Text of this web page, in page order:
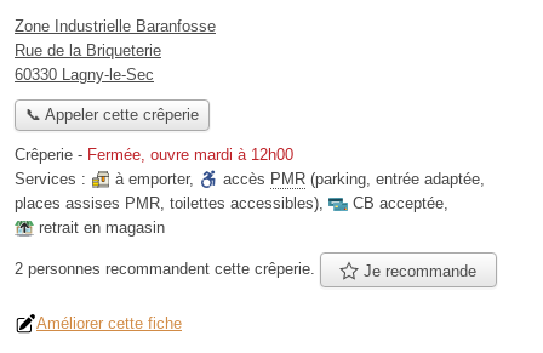
Zone Industrielle Baranfosse
Rue de la Briqueterie
60330 Lagny-le-Sec
📞 Appeler cette crêperie
Crêperie - Fermée, ouvre mardi à 12h00
Services :
à emporter, accès PMR (parking, entrée adaptée,
places assises PMR, toilettes accessibles), CB acceptée,
retrait en magasin
2 personnes recommandent cette crêperie. Je recommande
Améliorer cette fiche